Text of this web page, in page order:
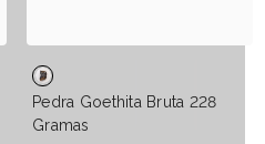
Pedra Goethita Bruta 228
Gramas